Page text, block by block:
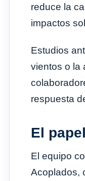
reduce la
impactos
Estudios
vientos o la
respuesta
El
El equipo
Acoplados,